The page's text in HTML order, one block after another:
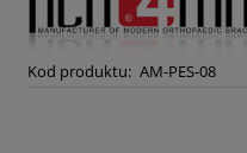
Kod produktu: AM-PES-08